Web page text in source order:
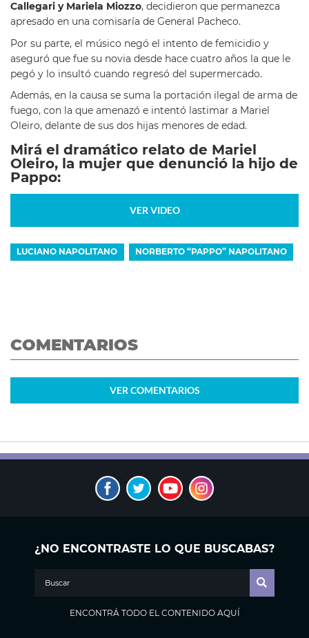
Callegari y Mariela Miozzo, decidieron que permanezca
apresado en una comisaría de General Pacheco.
Por su parte, el músico negó el intento de femicidio y
aseguró que fue su novia desde hace cuatro años la que le
pegó y lo insultó cuando regresó del supermercado.
Además, en la causa se suma la portación ilegal de arma de
fuego, con la que amenazó e intentó lastimar a Mariel
Oleiro, delante de sus dos hijas menores de edad.
Mirá el dramático relato de Mariel
Oleiro, la mujer que denunció la hijo de
Pappo:
VER VIDEO
LUCIANO NAPOLITANO NORBERTO “PAPPO” NAPOLITANO
COMENTARIOS
VER COMENTARIOS
¿NO ENCONTRASTE LO QUE BUSCABAS?
ENCONTRÁ TODO EL CONTENIDO AQUÍ